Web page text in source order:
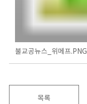
불교공뉴스_위메프.PNG
목록